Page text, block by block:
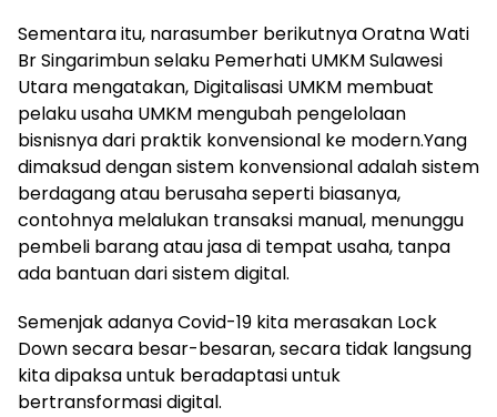
Sementara itu, narasumber berikutnya Oratna Wati
Br Singarimbun selaku Pemerhati UMKM Sulawesi
Utara mengatakan, Digitalisasi UMKM membuat
pelaku usaha UMKM mengubah pengelolaan
bisnisnya dari praktik konvensional ke modern.Yang
dimaksud dengan sistem konvensional adalah sistem
berdagang atau berusaha seperti biasanya,
contohnya melalukan transaksi manual, menunggu
pembeli barang atau jasa di tempat usaha, tanpa
ada bantuan dari sistem digital.
Semenjak adanya Covid-19 kita merasakan Lock
Down secara besar-besaran, secara tidak langsung
kita dipaksa untuk beradaptasi untuk
bertransformasi digital.